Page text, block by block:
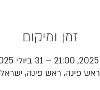
זמן ומיקום
ראש פינה, ראש פינה, ישראל